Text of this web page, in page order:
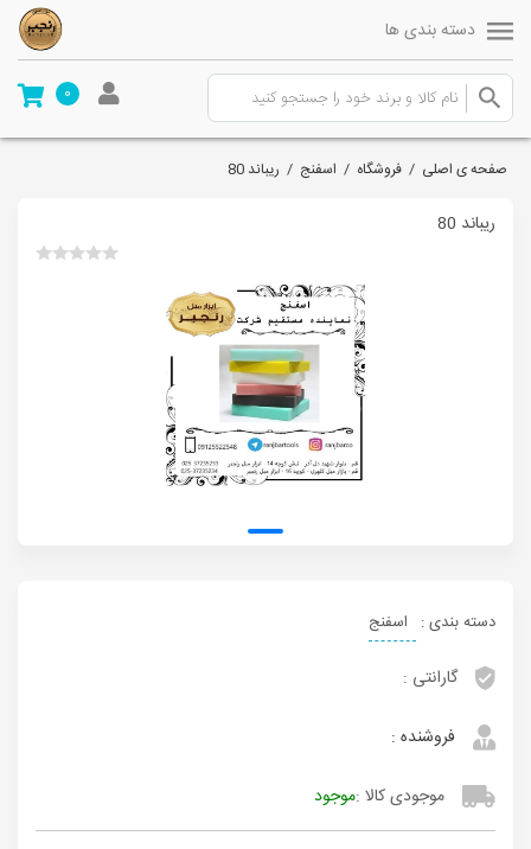
دسته بندی ها
0
صفحه ی اصلی / فروشگاه / اسفنج / ریباند 80
ریباند 80
دسته بندی : اسفنج
گارانتی :
فروشنده :
موجودی کالا :موجود